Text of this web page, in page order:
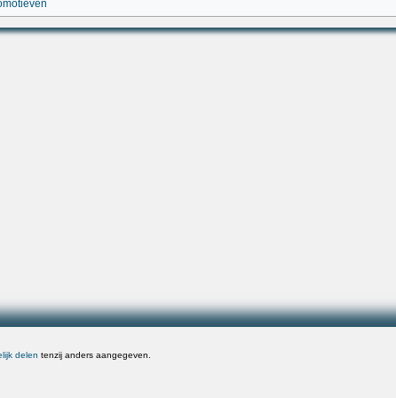
delen tenzij anders aangegeven.